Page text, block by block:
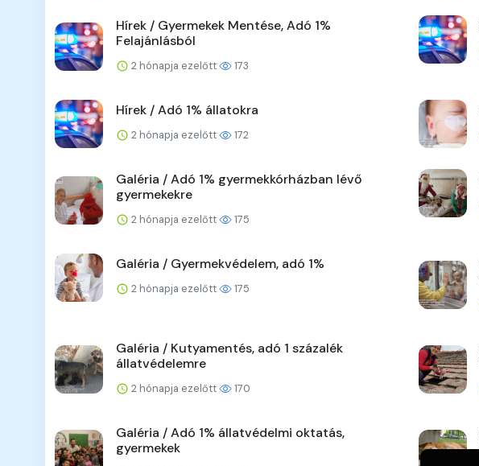
Hírek / Gyermekek Mentése, Adó 1%
Felajánlásból
2 hónapja ezelőtt 173
Hírek / Adó 1% állatokra
2 hónapja ezelőtt 172
Galéria / Adó 1% gyermekkórházban lévő
gyermekekre
2 hónapja ezelőtt 175
Galéria / Gyermekvédelem, adó 1%
2 hónapja ezelőtt 175
Galéria / Kutyamentés, adó 1 százalék
állatvédelemre
2 hónapja ezelőtt 170
Galéria / Adó 1% állatvédelmi oktatás,
gyermekek